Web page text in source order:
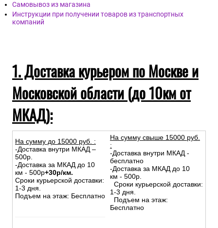
Самовывоз из магазина
Инструкции при получении товаров из транспортных
компаний
1. Доставка курьером по Москве и
Московской области (до 10км от
МКАД):
На сумму до 15000 руб. :
-Доставка внутри МКАД –
500р.
-Доставка за МКАД до 10
км - 500р+30р/км.
Сроки курьерской доставки:
1-3 дня.
Подъем на этаж: Бесплатно
На сумму свыше 15000 руб.
:
-Доставка внутри МКАД -
бесплатно
-Доставка за МКАД до 10
км - 500р.
Сроки курьерской доставки:
1-3 дня.
Подъем на этаж:
Бесплатно